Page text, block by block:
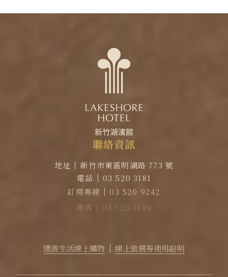
聯絡資訊
地址
新竹市東區明湖路 773 號
電話
03 520 3181
訂房專線
03 520 9242
傳真
reservation@lakeshore.com.tw
煙波生活線上購物
線上旅展券使用說明